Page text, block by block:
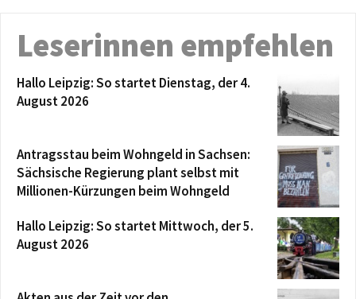
Leserinnen empfehlen
Hallo Leipzig: So startet Dienstag, der 4.
August 2026
Antragsstau beim Wohngeld in Sachsen:
Sächsische Regierung plant selbst mit
Millionen-Kürzungen beim Wohngeld
Hallo Leipzig: So startet Mittwoch, der 5.
August 2026